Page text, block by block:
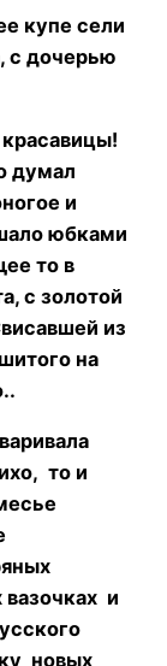
купе сели
с дочерью
думал
и
юбками
то в
с золотой
из
на
то и
и
новых